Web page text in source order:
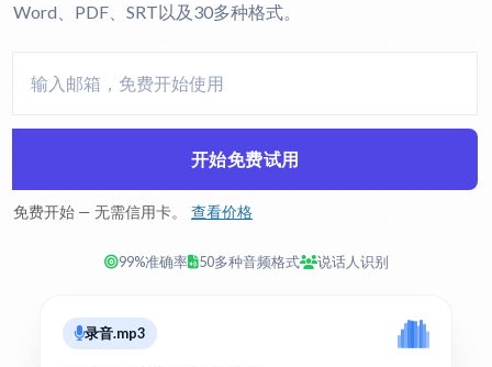
Word、PDF、SRT以及30多种格式。
开始免费试用
免费开始 — 无需信用卡。 查看价格
99%准确率 50多种音频格式 说话人识别
录音.mp3